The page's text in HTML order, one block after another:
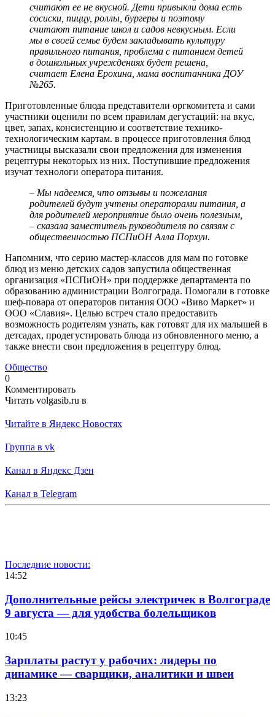
считают ее не вкусной. Дети привыкли дома есть
сосиски, пиццу, роллы, бургеры и поэтому
считают питание школ и садов невкусным. Если
мы в своей семье будем закладывать культуру
правильного питания, проблема с питанием детей
в дошкольных учреждениях будет решена,
считает Елена Ерохина, мама воспитанника ДОУ
№265.
Приготовленные блюда представители оргкомитета и сами
участники оценили по всем правилам дегустаций: на вкус,
цвет, запах, консистенцию и соответствие технико-
технологическим картам. в процессе приготовления блюд
участницы высказали свои предложения для изменения
рецептуры некоторых из них. Поступившие предложения
изучат технологи оператора питания.
– Мы надеемся, что отзывы и пожелания
родителей будут учтены операторами питания, а
для родителей мероприятие было очень полезным,
– сказала заместитель руководителя по связям с
общественностью ПСПиОН Алла Порхун.
Напомним, что серию мастер-классов для мам по готовке
блюд из меню детских садов запустила общественная
организация «ПСПиОН» при поддержке департамента по
образованию администрации Волгограда. Помогали в готовке
шеф-повара от операторов питания ООО «Виво Маркет» и
ООО «Славия». Целью встреч стало предоставить
возможность родителям узнать, как готовят для их малышей в
детсадах, продегустировать блюда из обновленного меню, а
также внести свои предложения в рецептуру блюд.
Общество
0
Комментировать
Читать volgasib.ru в
Читайте в Яндекс Новостях
Группа в vk
Канал в Яндекс Дзен
Канал в Telegram
Последние новости:
14:52
Дополнительные рейсы электричек в Волгограде
9 августа — для удобства болельщиков
10:45
Зарплаты растут у рабочих: лидеры по
динамике — сварщики, аналитики и швеи
13:23